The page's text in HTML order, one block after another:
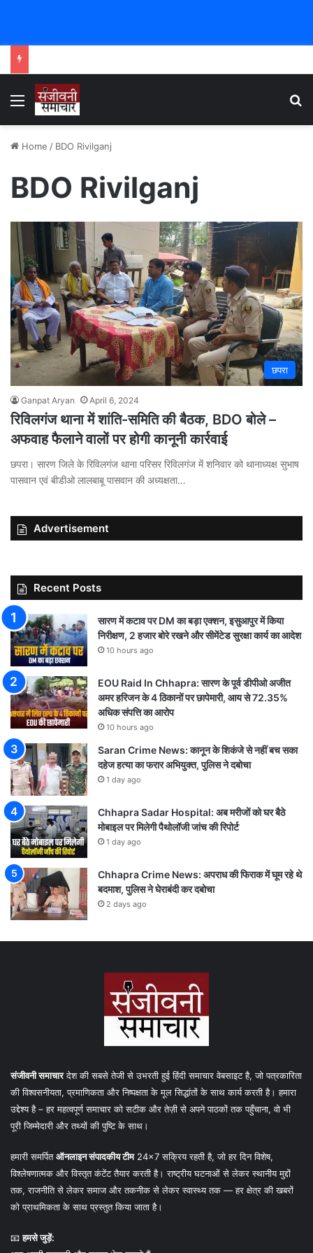
Menu
Home / BDO Rivilganj
BDO Rivilganj
छपरा
Ganpat Aryan April 6, 2024
रिविलगंज थाना में शांति-समिति की बैठक, BDO बोले –
अफवाह फैलाने वालों पर होगी कानूनी कार्रवाई
छपरा। सारण जिले के रिविलगंज थाना परिसर रिविलगंज में शनिवार को थानाध्यक्ष सुभाष
पासवान एवं बीडीओ लालबाबू पासवान की अध्यक्षता…
Advertisement
Recent Posts
सारण में कटाव पर DM का बड़ा एक्शन, इसुआपुर में किया
निरीक्षण, 2 हजार बोरे रखने और सीमेंटेड सुरक्षा कार्य का आदेश
10 hours ago
EOU Raid In Chhapra: सारण के पूर्व डीपीओ अजीत
अमर हरिजन के 4 ठिकानों पर छापेमारी, आय से 72.35%
अधिक संपत्ति का आरोप
10 hours ago
Saran Crime News: कानून के शिकंजे से नहीं बच सका
दहेज हत्या का फरार अभियुक्त, पुलिस ने दबोचा
1 day ago
Chhapra Sadar Hospital: अब मरीजों को घर बैठे
मोबाइल पर मिलेगी पैथोलॉजी जांच की रिपोर्ट
1 day ago
Chhapra Crime News: अपराध की फिराक में घूम रहे थे
बदमाश, पुलिस ने घेराबंदी कर दबोचा
2 days ago
संजीवनी समाचारदेश की सबसे तेजी से उभरती हुई हिंदी समाचार वेबसाइट है, जो पत्रकारिता
की विश्वसनीयता, प्रमाणिकता और निष्पक्षता के मूल सिद्धांतों के साथ कार्य करती है। हमारा
उद्देश्य है – हर महत्वपूर्ण समाचार को सटीक और तेज़ी से अपने पाठकों तक पहुँचाना, वो भी
पूरी जिम्मेदारी और तथ्यों की पुष्टि के साथ।
हमारी समर्पितऑनलाइन संपादकीय टीम24×7 सक्रिय रहती है, जो हर दिन विशेष,
विश्लेषणात्मक और विस्तृत कंटेंट तैयार करती है। राष्ट्रीय घटनाओं से लेकर स्थानीय मुद्दों
तक, राजनीति से लेकर समाज और तकनीक से लेकर स्वास्थ्य तक — हर क्षेत्र की खबरों
को प्राथमिकता के साथ प्रस्तुत किया जाता है।
📧हमसे जुड़ें: